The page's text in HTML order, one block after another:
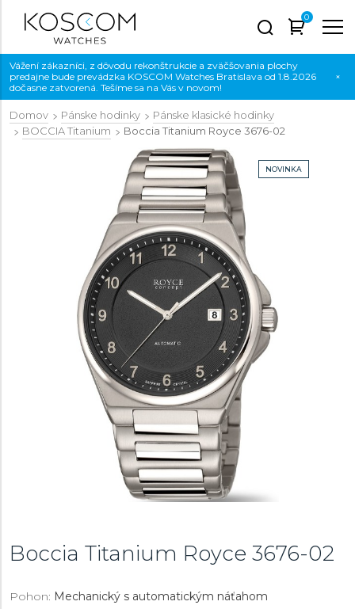
0
Vážení zákazníci, z dôvodu rekonštrukcie a zväčšovania plochy
predajne bude prevádzka KOSCOM Watches Bratislava od 1.8.2026
dočasne zatvorená. Tešíme sa na Vás v novom!
×
Domov Pánske hodinky
Pánske klasické hodinky
BOCCIA Titanium
Boccia Titanium Royce 3676-02
NOVINKA
Boccia Titanium Royce 3676-02
Pohon: Mechanický s automatickým náťahom